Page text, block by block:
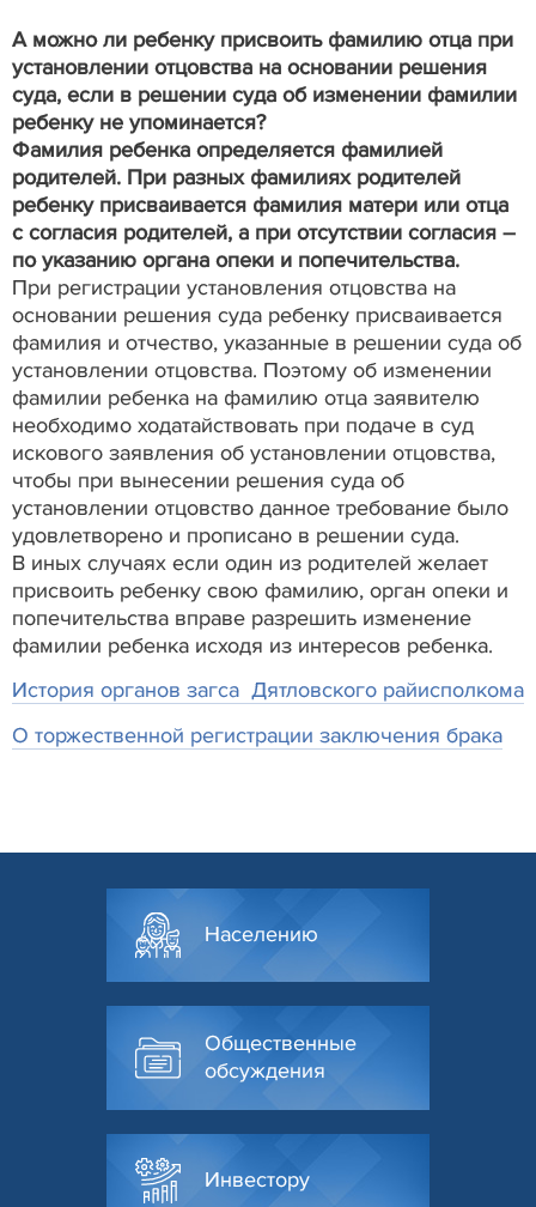
А можно ли ребенку присвоить фамилию отца при
установлении отцовства на основании решения
суда, если в решении суда об изменении фамилии
ребенку не упоминается?
Фамилия ребенка определяется фамилией
родителей. При разных фамилиях родителей
ребенку присваивается фамилия матери или отца
с согласия родителей, а при отсутствии согласия –
по указанию органа опеки и попечительства.
При регистрации установления отцовства на
основании решения суда ребенку присваивается
фамилия и отчество, указанные в решении суда об
установлении отцовства. Поэтому об изменении
фамилии ребенка на фамилию отца заявителю
необходимо ходатайствовать при подаче в суд
искового заявления об установлении отцовства,
чтобы при вынесении решения суда об
установлении отцовство данное требование было
удовлетворено и прописано в решении суда.
В иных случаях если один из родителей желает
присвоить ребенку свою фамилию, орган опеки и
попечительства вправе разрешить изменение
фамилии ребенка исходя из интересов ребенка.
История органов загса Дятловского райисполкома
О торжественной регистрации заключения брака
Населению
Общественные
обсуждения
Инвестору